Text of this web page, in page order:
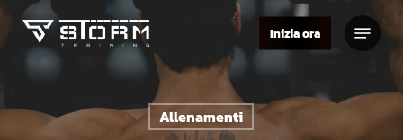
Skip
main
content
Inizia ora
Menu
Allenamenti
Close